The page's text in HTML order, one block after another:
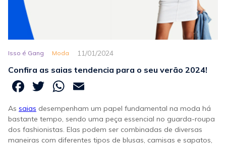
Isso é Gang Moda 11/01/2024
Confira as saias tendencia para o seu verão 2024!
Facebook
TwitterWhatsApp
As saias desempenham um papel fundamental na moda há
bastante tempo, sendo uma peça essencial no guarda-roupa
dos fashionistas. Elas podem ser combinadas de diversas
maneiras com diferentes tipos de blusas, camisas e sapatos,